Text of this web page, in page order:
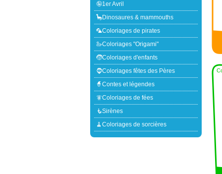
🤪1er Avril
🦕Dinosaures & mammouths
🦜Coloriages de pirates
🦢Coloriages "Origami"
🧒Coloriages d'enfants
🧔Coloriages fêtes des Pères
🧙Contes et légendes
🧚Coloriages de fées
🧜Sirènes
🧹Coloriages de sorcières